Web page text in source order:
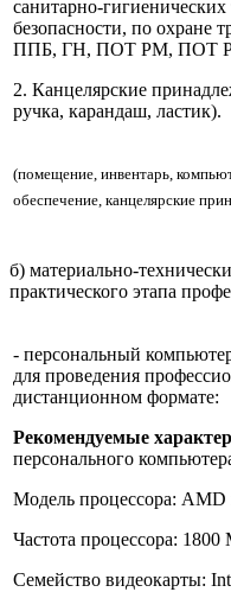
санитарно-
безопасности, по
ППБ, ГН, ПОТ РМ, ПОТ
2. Канцелярские
ручка, карандаш, ластик).
(помещение, инвентарь,
обеспечение, канцелярские
б) материально-
практического этапа
- персональный
для проведения
дистанционном формате:
Рекомендуемые
персонального
Модель процессора:
Частота процессора:
Семейство видеокарты: